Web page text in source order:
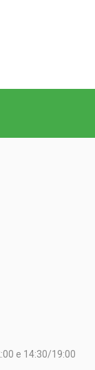
e 14:30/19:00